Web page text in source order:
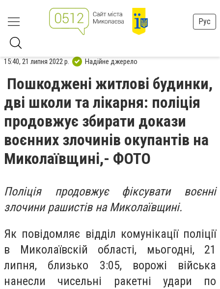
Рус
15:40, 21 липня 2022 р. Надійне джерело
Пошкоджені житлові будинки,
дві школи та лікарня: поліція
продовжує збирати докази
воєнних злочинів окупантів на
Миколаївщині,- ФОТО
Поліція продовжує фіксувати воєнні
злочини рашистів на Миколаївщині.
Як повідомляє відділ комунікації поліції
в Миколаївскій області, мьогодні, 21
липня, близько 3:05, ворожі війська
нанесли чисельні ракетні удари по